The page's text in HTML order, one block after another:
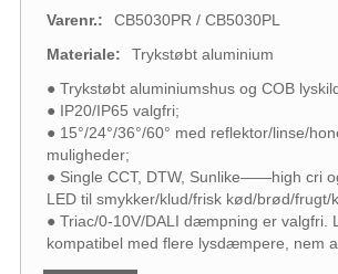
Varenr.:
CB5030PR / CB5030PL
Materiale:
Trykstøbt aluminium
● Trykstøbt aluminiumshus og COB
● IP20/IP65 valgfri;
● 15°/24°/36°/60° med reflektor/linse/
muligheder;
● Single CCT, DTW, Sunlike——high cri
LED til smykker/klud/frisk kød/brød/frugt/
● Triac/0-10V/DALI dæmpning er valgfri.
kompatibel med flere lysdæmpere, nem